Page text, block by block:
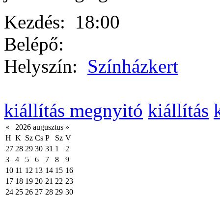
Kezdés: 18:00
Belépő:
Helyszín: Színházkert
kiállítás megnyitó kiállítás
« 2026 augusztus »
H K Sz Cs P Sz V
27 28 29 30 31 1
2
3
4 5 6 7 8
9
10 11 12 13 14 15 16
17 18 19 20 21 22 23
24 25 26 27 28 29 30